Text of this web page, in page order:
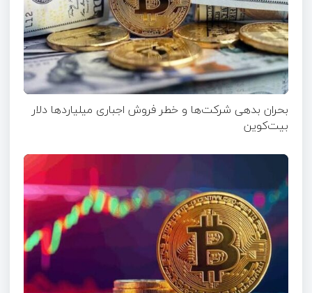
بحران بدهی شرکت‌ها و خطر فروش اجباری میلیاردها دلار
بیت‌کوین